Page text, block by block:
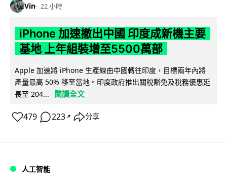
Vin 22 小時
iPhone 加速撤出中國 印度成新機主要
基地 上年組裝增至5500萬部
Apple 加速將 iPhone 生產線由中國轉往印度，目標兩年內將
產量最高 50% 移至當地。印度政府推出關稅豁免及稅務優惠延
長至 204...
閱讀全文
479 223 ↗ 分享
人工智能